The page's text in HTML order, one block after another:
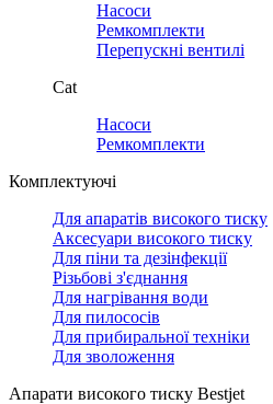
Насоси
Ремкомплекти
Перепускні вентилі
Cat
Насоси
Ремкомплекти
Комплектуючі
Для апаратів високого тиску
Аксесуари високого тиску
Для піни та дезінфекції
Різьбові з'єднання
Для нагрівання води
Для пилососів
Для прибиральної техніки
Для зволоження
Апарати високого тиску Bestjet